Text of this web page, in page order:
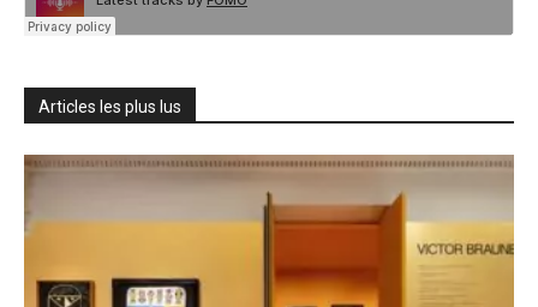
Articles les plus lus